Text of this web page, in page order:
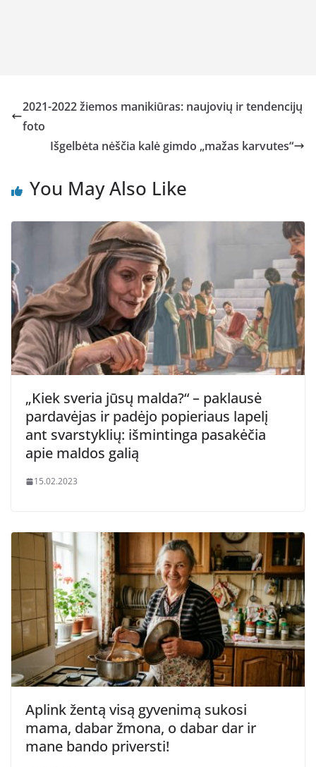
2021-2022 žiemos manikiūras: naujovių ir tendencijų
foto
Išgelbėta nėščia kalė gimdo „mažas karvutes“
You May Also Like
„Kiek sveria jūsų malda?“ – paklausė
pardavėjas ir padėjo popieriaus lapelį
ant svarstyklių: išmintinga pasakėčia
apie maldos galią
15.02.2023
Aplink žentą visą gyvenimą sukosi
mama, dabar žmona, o dabar dar ir
mane bando priversti!